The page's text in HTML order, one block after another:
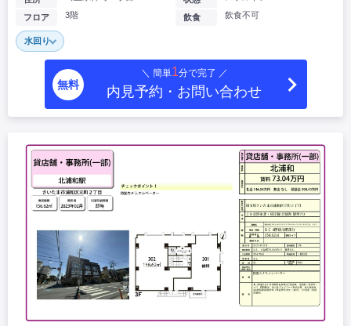
フロア 3階 飲食 飲食不可
水回り
無料
＼ 簡単1分で完了 ／
内見予約・お問い合わせ